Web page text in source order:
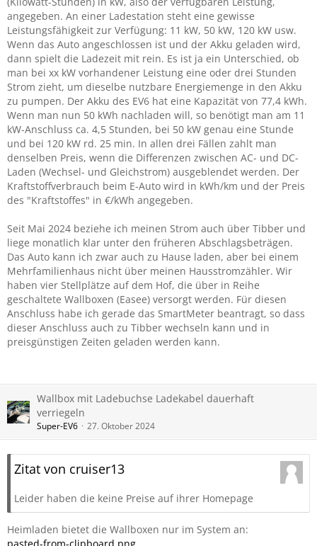
angegeben. An einer Ladestation steht eine gewisse
Leistungsfähigkeit zur Verfügung: 11 kW, 50 kW, 120 kW usw.
Wenn das Auto angeschlossen ist und der Akku geladen wird,
dann spielt die Ladezeit mit rein. Es ist ja ein Unterschied, ob
man bei xx kW vorhandener Leistung eine oder drei Stunden
Strom zieht, um dieselbe nutzbare Energiemenge in den Akku
zu pumpen. Der Akku des EV6 hat eine Kapazität von 77,4 kWh.
Wenn man nun 50 kWh nachladen will, so benötigt man am 11
kW-Anschluss ca. 4,5 Stunden, bei 50 kW genau eine Stunde
und bei 120 kW rd. 25 min. In allen drei Fällen zahlt man
denselben Preis, wenn die Differenzen zwischen AC- und DC-
Laden (Wechsel- und Gleichstrom) ausgeblendet werden. Der
Kraftstoffverbrauch beim E-Auto wird in kWh/km und der Preis
des "Kraftstoffes" in €/kWh angegeben.
Seit Mai 2024 beziehe ich meinen Strom auch über Tibber und
liege monatlich klar unter den früheren Abschlagsbeträgen.
Das Auto kann ich zwar auch zu Hause laden, aber bei einem
Mehrfamilienhaus nicht über meinen Hausstromzähler. Wir
haben vier Stellplätze auf dem Hof, die über in Reihe
geschaltete Wallboxen (Easee) versorgt werden. Für diesen
Anschluss habe ich gerade das SmartMeter beantragt, so dass
dieser Anschluss auch zu Tibber wechseln kann und in
preisgünstigen Zeiten geladen werden kann.
Wallbox mit Ladebuchse Ladekabel dauerhaft
verriegeln
Super-EV6 27. Oktober 2024
Zitat von cruiser13
Leider haben die keine Preise auf ihrer Homepage
Heimladen bietet die Wallboxen nur im System an: